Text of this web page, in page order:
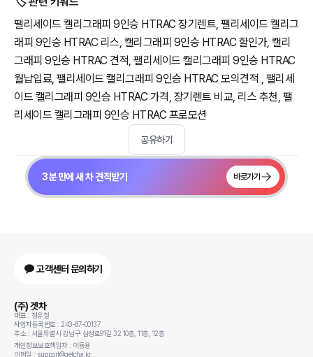
팰리세이드 캘리그래피 9인승 HTRAC 장기렌트, 팰리세이드 캘리그
래피 9인승 HTRAC 리스, 캘리그래피 9인승 HTRAC 할인가, 캘리
그래피 9인승 HTRAC 견적, 팰리세이드 캘리그래피 9인승 HTRAC
월납입료, 팰리세이드 캘리그래피 9인승 HTRAC 모의견적 , 팰리세
이드 캘리그래피 9인승 HTRAC 가격, 장기렌트 비교, 리스 추천, 팰
리세이드 캘리그래피 9인승 HTRAC 프로모션
공유하기
3분 만에 새 차 견적받기 바로가기
고객센터 문의하기
(주) 겟차
대표 : 정유철
사업자등록번호 : 243-87-00137
주소 : 서울특별시 강남구 삼성로91길 32 10층, 11층, 12층
개인정보보호책임자 : 이동용
이메일 : support@getcha.kr